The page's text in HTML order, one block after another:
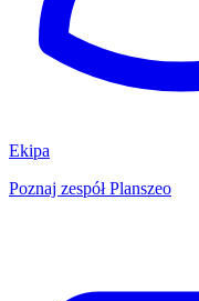
Ekipa
Poznaj zespół Planszeo